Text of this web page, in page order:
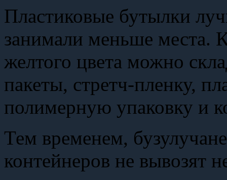
Пластиковые бутылки
занимали меньше места.
желтого цвета можно
пакеты, стретч-пленку,
полимерную упаковку и
Тем временем,
контейнеров не вывозят